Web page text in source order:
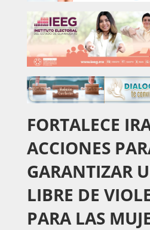
FORTALECE
ACCIONES
GARANTIZAR
LIBRE DE
PARA LAS